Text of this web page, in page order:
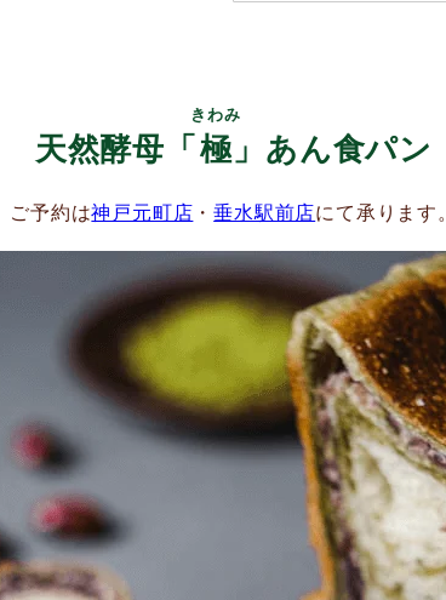
天然酵母「極
きわみ
」あん食パン
ご予約は神戸元町店 ・垂水駅前店にて承ります。